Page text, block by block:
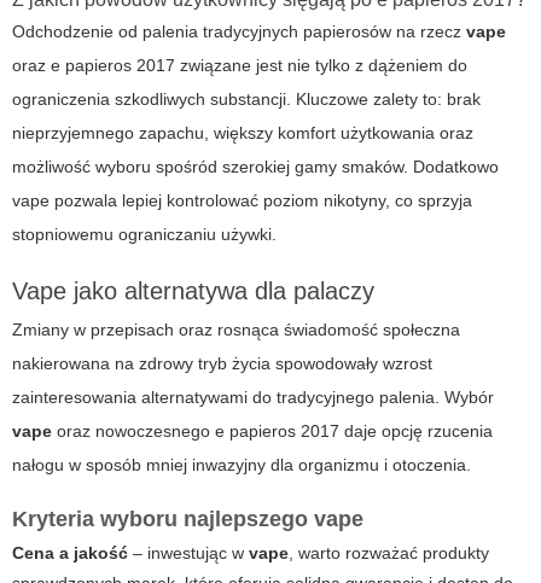
Odchodzenie od palenia tradycyjnych papierosów na rzecz vape
oraz e papieros 2017 związane jest nie tylko z dążeniem do
ograniczenia szkodliwych substancji. Kluczowe zalety to: brak
nieprzyjemnego zapachu, większy komfort użytkowania oraz
możliwość wyboru spośród szerokiej gamy smaków. Dodatkowo
vape pozwala lepiej kontrolować poziom nikotyny, co sprzyja
stopniowemu ograniczaniu używki.
Vape jako alternatywa dla palaczy
Zmiany w przepisach oraz rosnąca świadomość społeczna
nakierowana na zdrowy tryb życia spowodowały wzrost
zainteresowania alternatywami do tradycyjnego palenia. Wybór
vape oraz nowoczesnego e papieros 2017 daje opcję rzucenia
nałogu w sposób mniej inwazyjny dla organizmu i otoczenia.
Kryteria wyboru najlepszego vape
Cena a jakość – inwestując w vape, warto rozważać produkty